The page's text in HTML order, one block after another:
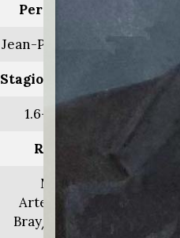
Personaggio:
Jean-Pierre Voland
Stagione.Episodio:
1.6-7-8-9-10
Regia di:
Miguel
Arteta/Kevin
Bray/Alan Yang